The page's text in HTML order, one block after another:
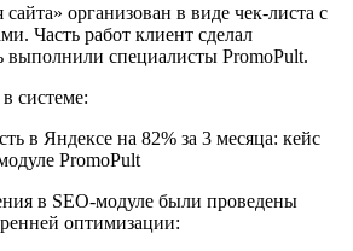
организован в виде чек-листа с
Часть работ клиент сделал
выполнили специалисты PromoPult.
системе:
в SEO-модуле были проведены
оптимизации: